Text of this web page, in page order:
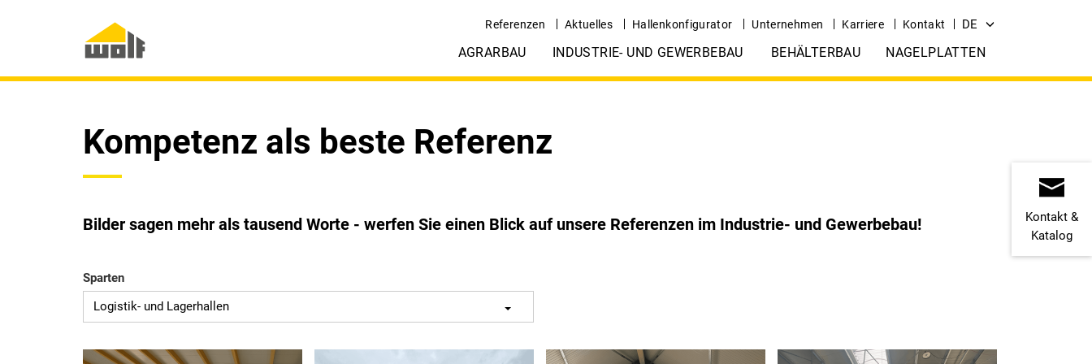
Referenzen Aktuelles Hallenkonfigurator Unternehmen Karriere Kontakt DE
AGRARBAU INDUSTRIE- UND GEWERBEBAU BEHÄLTERBAU NAGELPLATTEN
Kontakt &
Katalog
Kompetenz als beste Referenz
Bilder sagen mehr als tausend Worte - werfen Sie einen Blick auf unsere Referenzen im Industrie- und Gewerbebau!
Sparten
Logistik- und Lagerhallen